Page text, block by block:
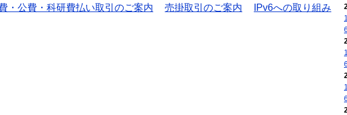
・公費・科研費払い取引のご案内 売掛取引のご案内
IPv6への取り組み